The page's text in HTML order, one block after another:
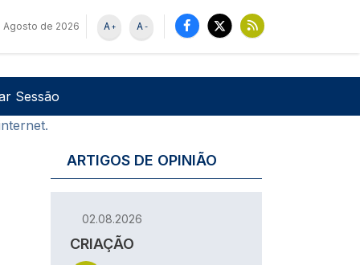
Agosto de 2026 -
A
+
A
de utilizador
Sessão
ARTIGOS DE OPINIÃO
02.08.2026
CRIAÇÃO